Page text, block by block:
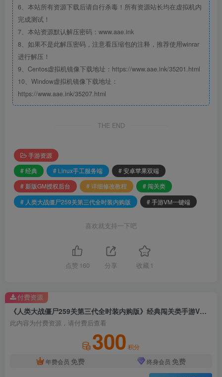
6、本站所有资源下载后请自行杀毒！所有资源站长均在虚拟机内
完成测试！
7、本站资源默认解压密码：www.aae.ink
8、如果不是此解压密码，注意看压缩包的注释，推荐使用winrar
进行解压！
9、Centos虚拟机镜像下载地址：https://www.aae.ink/35201.html
10、Window虚拟机镜像下载地址：
https://www.aae.ink/35207.html
THE END
手游资源
# 经典
# Linux手工服务端
# 安卓苹果双端
# 新版GM授权后台
# 详细修改教程
# 闯关类
# 人类大战僵尸259关第三代全时装内购版
# 手游VM一键端
喜欢就支持一下吧
点赞 160 分享 收藏 1
《人类大战僵尸259关第三代全时装内购版》经典闯关类手游VM一键端+安卓苹果双端+linux手工服务端+新版GM授权后台+详细修改教程
此内容为付费资源，请付费后查看
300 积分
年费会员 免费 终身会员 免费
付费资源